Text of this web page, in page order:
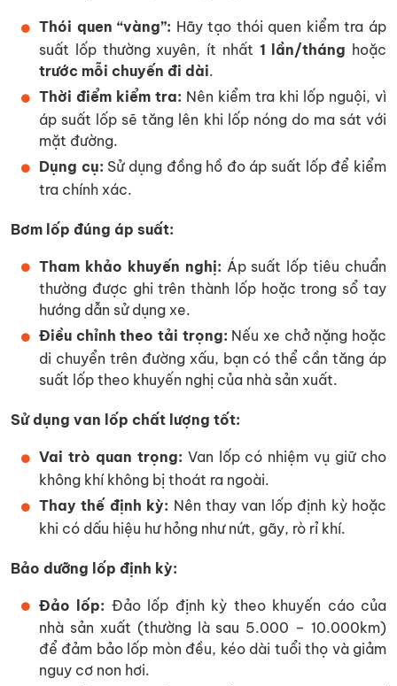
Thói quen “vàng”: Hãy tạo thói quen kiểm tra áp
suất lốp thường xuyên, ít nhất 1 lần/tháng hoặc
trước mỗi chuyến đi dài.
Thời điểm kiểm tra: Nên kiểm tra khi lốp nguội, vì
áp suất lốp sẽ tăng lên khi lốp nóng do ma sát với
mặt đường.
Dụng cụ: Sử dụng đồng hồ đo áp suất lốp để kiểm
tra chính xác.
Bơm lốp đúng áp suất:
Tham khảo khuyến nghị: Áp suất lốp tiêu chuẩn
thường được ghi trên thành lốp hoặc trong sổ tay
hướng dẫn sử dụng xe.
Điều chỉnh theo tải trọng: Nếu xe chở nặng hoặc
di chuyển trên đường xấu, bạn có thể cần tăng áp
suất lốp theo khuyến nghị của nhà sản xuất.
Sử dụng van lốp chất lượng tốt:
Vai trò quan trọng: Van lốp có nhiệm vụ giữ cho
không khí không bị thoát ra ngoài.
Thay thế định kỳ: Nên thay van lốp định kỳ hoặc
khi có dấu hiệu hư hỏng như nứt, gãy, rò rỉ khí.
Bảo dưỡng lốp định kỳ:
Đảo lốp: Đảo lốp định kỳ theo khuyến cáo của
nhà sản xuất (thường là sau 5.000 – 10.000km)
để đảm bảo lốp mòn đều, kéo dài tuổi thọ và giảm
nguy cơ non hơi.